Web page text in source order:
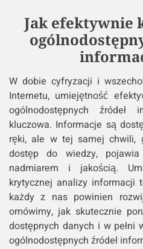
Jak efektywnie
W dobie cyfryzacji i
Internetu, umiejętność
ogólnodostępnych
kluczowa. Informacje są
ręki, ale w tej samej chwili,
dostęp do wiedzy,
nadmiarem i jakością.
krytycznej analizy informacji
każdy z nas powinien
omówimy, jak skutecznie
dostępnych danych i w pełni
ogólnodostępnych źródeł